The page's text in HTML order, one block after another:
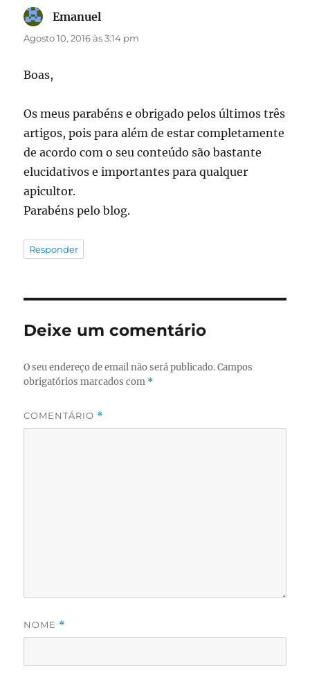
Emanuel
Agosto 10, 2016 às 3:14 pm
Boas,
Os meus parabéns e obrigado pelos últimos três
artigos, pois para além de estar completamente
de acordo com o seu conteúdo são bastante
elucidativos e importantes para qualquer
apicultor.
Parabéns pelo blog.
Responder
Deixe um comentário
O seu endereço de email não será publicado. Campos
obrigatórios marcados com *
COMENTÁRIO *
NOME *